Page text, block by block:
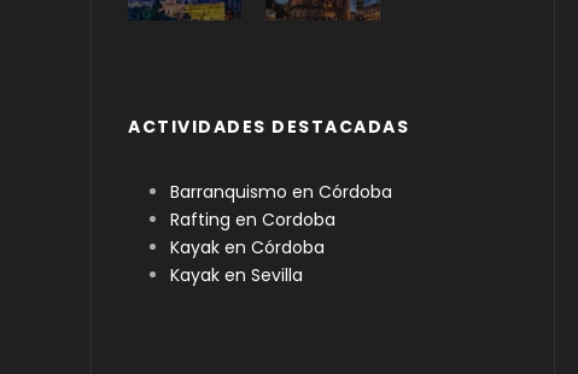
ACTIVIDADES DESTACADAS
Barranquismo en Córdoba
Rafting en Cordoba
Kayak en Córdoba
Kayak en Sevilla